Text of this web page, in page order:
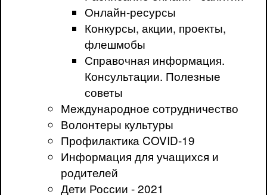
Онлайн-ресурсы
Конкурсы, акции, проекты,
флешмобы
Справочная информация.
Консультации. Полезные
советы
Международное сотрудничество
Волонтеры культуры
Профилактика COVID-19
Информация для учащихся и
родителей
Дети России - 2021